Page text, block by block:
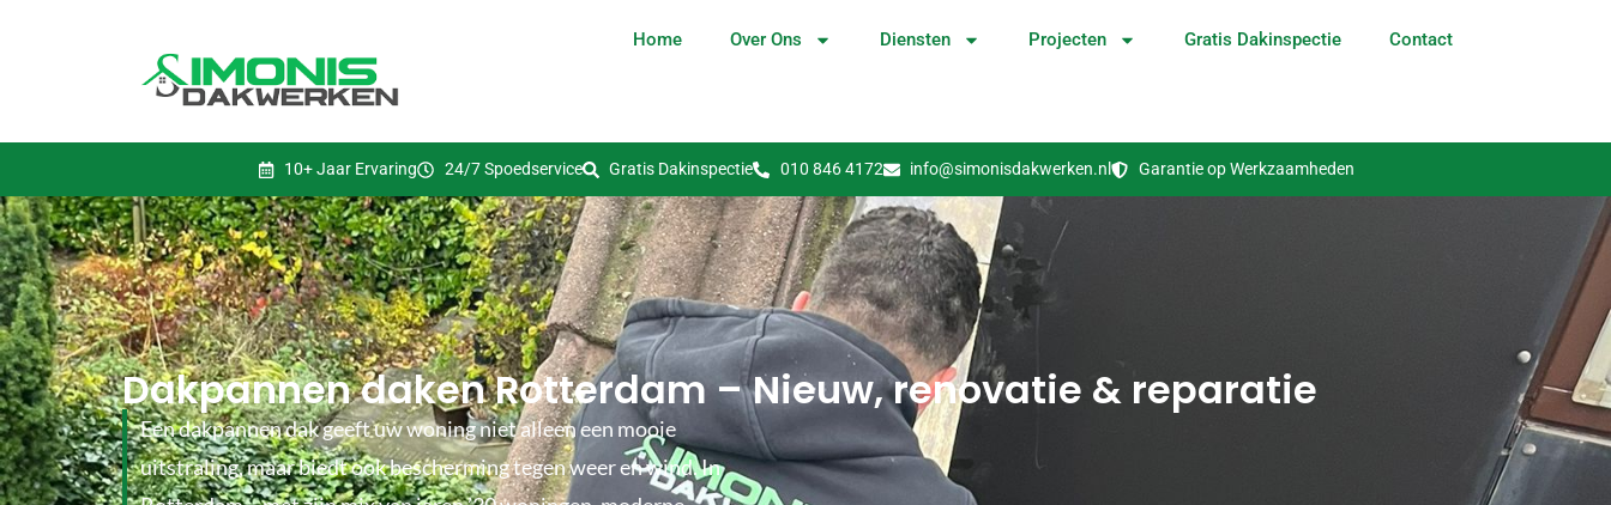
Home Over Ons Diensten Projecten Gratis Dakinspectie Contact
10+ Jaar Ervaring 24/7 Spoedservice Gratis Dakinspectie 010 846 4172 info@simonisdakwerken.nl Garantie op Werkzaamheden
Dakpannen daken Rotterdam – Nieuw, renovatie & reparatie
Een dakpannen dak geeft uw woning niet alleen een mooie
uitstraling, maar biedt ook bescherming tegen weer en wind. In